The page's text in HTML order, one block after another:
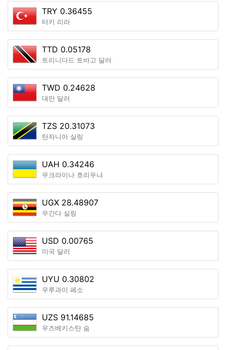
TRY 0.36455
터키 리라
TTD 0.05178
트리니다드 토바고 달러
TWD 0.24628
대만 달러
TZS 20.31073
탄자니아 실링
UAH 0.34246
우크라이나 흐리우냐
UGX 28.48907
우간다 실링
USD 0.00765
미국 달러
UYU 0.30802
우루과이 페소
UZS 91.14685
우즈베키스탄 숨